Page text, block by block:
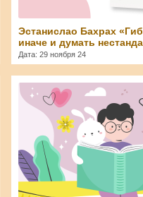
Эстанислао Бахрах
иначе и думать
Дата: 29 ноября 24
Svetlana